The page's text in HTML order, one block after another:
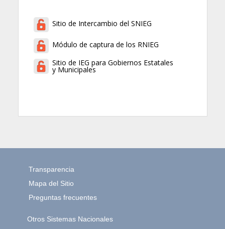
Sitio de Intercambio del SNIEG
Módulo de captura de los RNIEG
Sitio de IEG para Gobiernos Estatales
y Municipales
Transparencia
Mapa del Sitio
Preguntas frecuentes
Otros Sistemas Nacionales